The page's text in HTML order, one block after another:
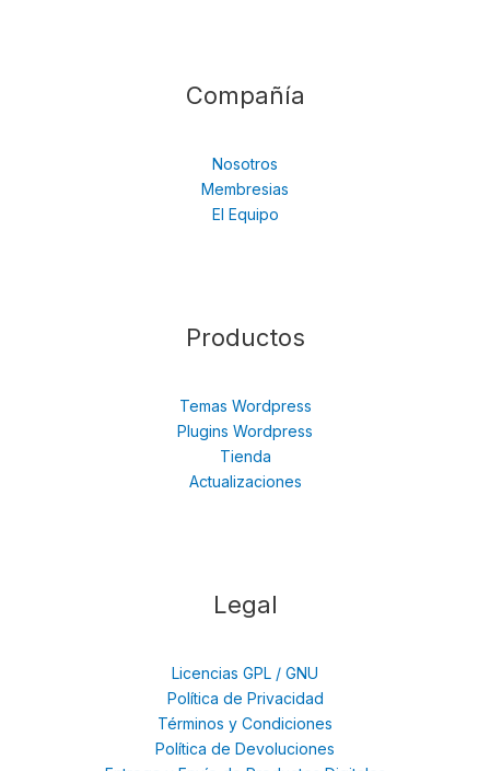
Compañía
Nosotros
Membresias
El Equipo
Productos
Temas Wordpress
Plugins Wordpress
Tienda
Actualizaciones
Legal
Licencias GPL / GNU
Política de Privacidad
Términos y Condiciones
Política de Devoluciones